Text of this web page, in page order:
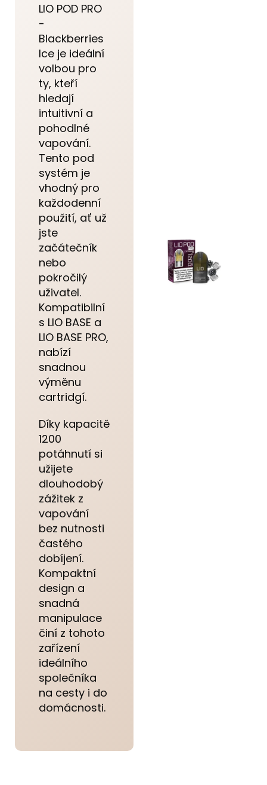
LIO POD PRO
-
Blackberries
Ice je ideální
volbou pro
ty, kteří
hledají
intuitivní a
pohodlné
vapování.
Tento pod
systém je
vhodný pro
každodenní
použití, ať už
jste
začátečník
nebo
pokročilý
uživatel.
Kompatibilní
s LIO BASE a
LIO BASE PRO,
nabízí
snadnou
výměnu
cartridgí.
Díky kapacitě
1200
potáhnutí si
užijete
dlouhodobý
zážitek z
vapování
bez nutnosti
častého
dobíjení.
Kompaktní
design a
snadná
manipulace
činí z tohoto
zařízení
ideálního
společníka
na cesty i do
domácnosti.